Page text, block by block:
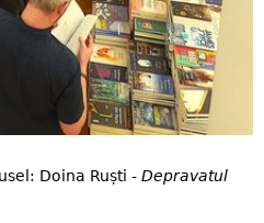
Doina Ruști - Depravatul